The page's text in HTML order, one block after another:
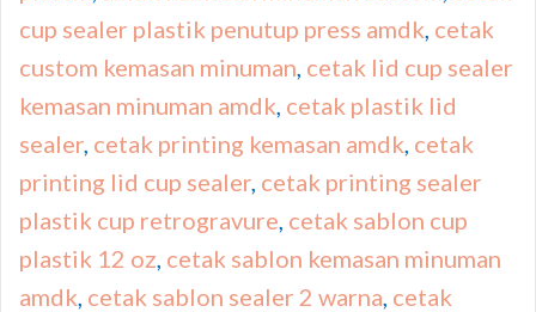
cup sealer plastik penutup press amdk cetak
custom kemasan minuman cetak lid cup sealer
kemasan minuman amdk cetak plastik lid
sealer cetak printing kemasan amdk cetak
printing lid cup sealer cetak printing sealer
plastik cup retrogravure cetak sablon cup
plastik 12 oz cetak sablon kemasan minuman
amdk cetak sablon sealer 2 warna cetak